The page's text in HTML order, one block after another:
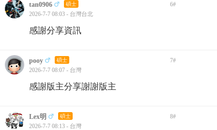
tan0906 碩士 6#
2026-7-7 08:03 - 台灣台北
感謝分享資訊
pooy 碩士 7#
2026-7-7 08:07 - 台灣
感謝版主分享謝謝版主
Lex明 碩士 8#
2026-7-7 08:13 - 台灣